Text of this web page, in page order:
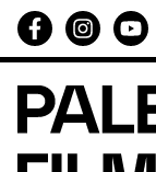
Aller au